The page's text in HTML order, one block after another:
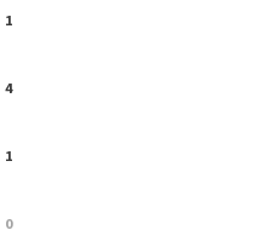
1
4
1
0